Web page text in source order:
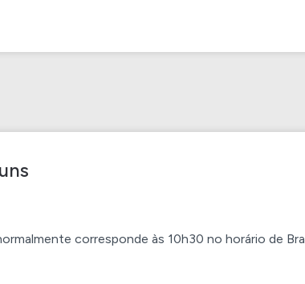
corresponde às 10h30 no horário de